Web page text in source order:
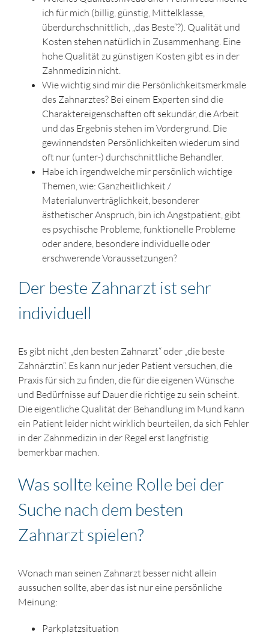
ich für mich (billig, günstig, Mittelklasse,
überdurchschnittlich, „das Beste“?). Qualität und
Kosten stehen natürlich in Zusammenhang. Eine
hohe Qualität zu günstigen Kosten gibt es in der
Zahnmedizin nicht.
Wie wichtig sind mir die Persönlichkeitsmerkmale
des Zahnarztes? Bei einem Experten sind die
Charaktereigenschaften oft sekundär, die Arbeit
und das Ergebnis stehen im Vordergrund. Die
gewinnendsten Persönlichkeiten wiederum sind
oft nur (unter-) durchschnittliche Behandler.
Habe ich irgendwelche mir persönlich wichtige
Themen, wie: Ganzheitlichkeit /
Materialunverträglichkeit, besonderer
ästhetischer Anspruch, bin ich Angstpatient, gibt
es psychische Probleme, funktionelle Probleme
oder andere, besondere individuelle oder
erschwerende Voraussetzungen?
Der beste Zahnarzt ist sehr
individuell
Es gibt nicht „den besten Zahnarzt“ oder „die beste
Zahnärztin“. Es kann nur jeder Patient versuchen, die
Praxis für sich zu finden, die für die eigenen Wünsche
und Bedürfnisse auf Dauer die richtige zu sein scheint.
Die eigentliche Qualität der Behandlung im Mund kann
ein Patient leider nicht wirklich beurteilen, da sich Fehler
in der Zahnmedizin in der Regel erst langfristig
bemerkbar machen.
Was sollte keine Rolle bei der
Suche nach dem besten
Zahnarzt spielen?
Wonach man seinen Zahnarzt besser nicht allein
aussuchen sollte, aber das ist nur eine persönliche
Meinung:
Parkplatzsituation